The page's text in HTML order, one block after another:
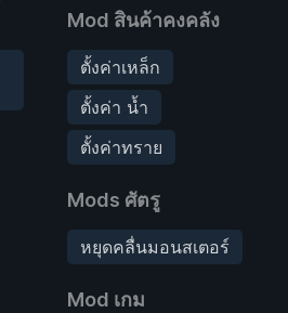
Mod สินค้าคงคลัง
ตั้งค่าเหล็ก
ตั้งค่า น้ำ
ตั้งค่าทราย
Mods ศัตรู
หยุดคลื่นมอนสเตอร์
Mod เกม